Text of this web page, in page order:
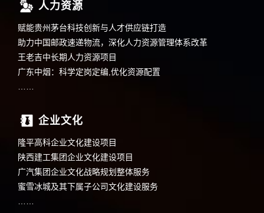
人力资源
赋能贵州茅台科技创新与人才供应链打造
助力中国邮政速递物流，深化人力资源管理体系改革
王老吉中长期人力资源项目
广东中烟：科学定岗定编,优化资源配置
企业文化
隆平高科企业文化建设项目
陕西建工集团企业文化建设项目
广汽集团企业文化战略规划整体服务
蜜雪冰城及其下属子公司文化建设服务